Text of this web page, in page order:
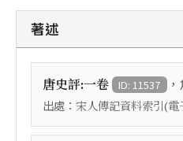
著述
唐史評:一卷 ID: 11537 ，
出處： 宋人傳記資料索引(電